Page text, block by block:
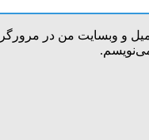
و وبسایت من در